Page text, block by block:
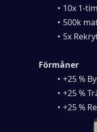
10x 1-
500k
5x
Förmåner
+25 %
+25 %
+25 %